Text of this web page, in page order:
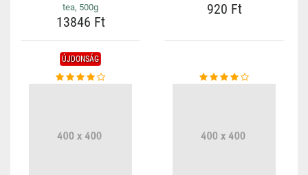
tea, 500g
13846 Ft
920 Ft
ÚJDONSÁG